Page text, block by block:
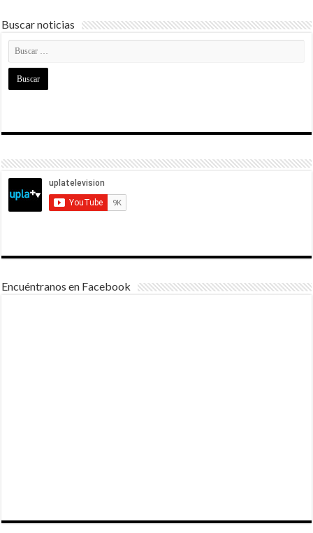
Buscar noticias
Encuéntranos en Facebook